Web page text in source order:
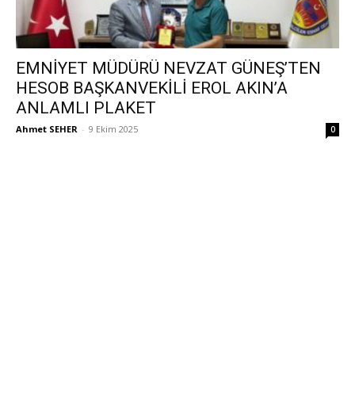
EMNİYET MÜDÜRÜ NEVZAT GÜNEŞ’TEN
HESOB BAŞKANVEKİLİ EROL AKIN’A
ANLAMLI PLAKET
Ahmet SEHER - 9 Ekim 2025 0